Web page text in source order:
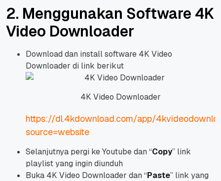
2. Menggunakan Software 4K
Video Downloader
Download dan install software 4K Video
Downloader di link berikut
4K Video Downloader
https://dl.4kdownload.com/app/
source=website
Selanjutnya pergi ke Youtube dan “Copy” link
playlist yang ingin diunduh
Buka 4K Video Downloader dan “Paste” link yang